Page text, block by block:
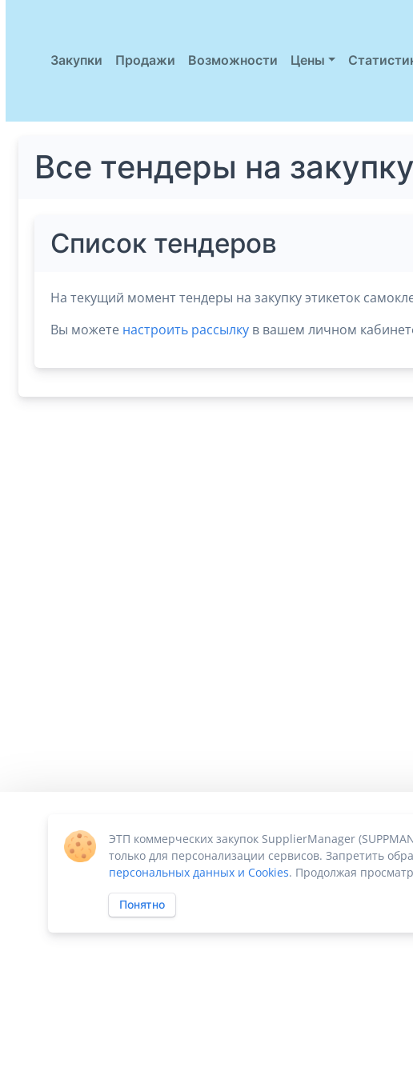
Закупки Продажи Возможности Цены
Все тендеры на
Список тендеров
На текущий момент тендеры на закупку этикеток
Вы можете настроить рассылкув вашем личном
ЭТП коммерческих закупок SupplierManager
только для персонализации сервисов. Запретить
персональных данных и Cookies. Продолжая
Понятно